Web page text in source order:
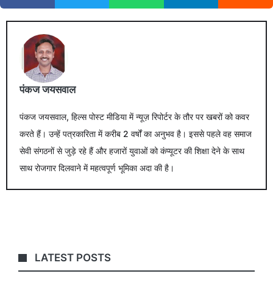
पंकज जयसवाल
पंकज जयसवाल, हिल्स पोस्ट मीडिया में न्यूज़ रिपोर्टर के तौर पर खबरों को कवर
करते हैं। उन्हें पत्रकारिता में करीब 2 वर्षों का अनुभव है। इससे पहले वह समाज
सेवी संगठनों से जुड़े रहे हैं और हजारों युवाओं को कंप्यूटर की शिक्षा देने के साथ
साथ रोजगार दिलवाने में महत्वपूर्ण भूमिका अदा की है।
LATEST POSTS